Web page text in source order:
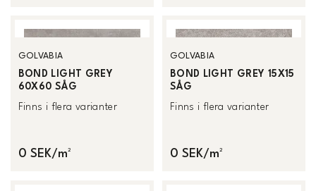
GOLVABIA
BOND LIGHT GREY
60X60 SÅG
Finns i flera varianter
0 SEK/m²
GOLVABIA
BOND LIGHT GREY 15X15
SÅG
Finns i flera varianter
0 SEK/m²